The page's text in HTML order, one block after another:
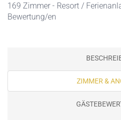
169 Zimmer - Resort /
Bewertung/en
ZIMMER &